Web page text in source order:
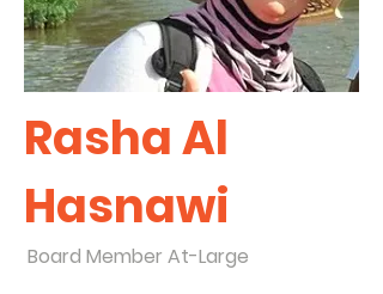
Rasha Al
Hasnawi
Board Member At-Large